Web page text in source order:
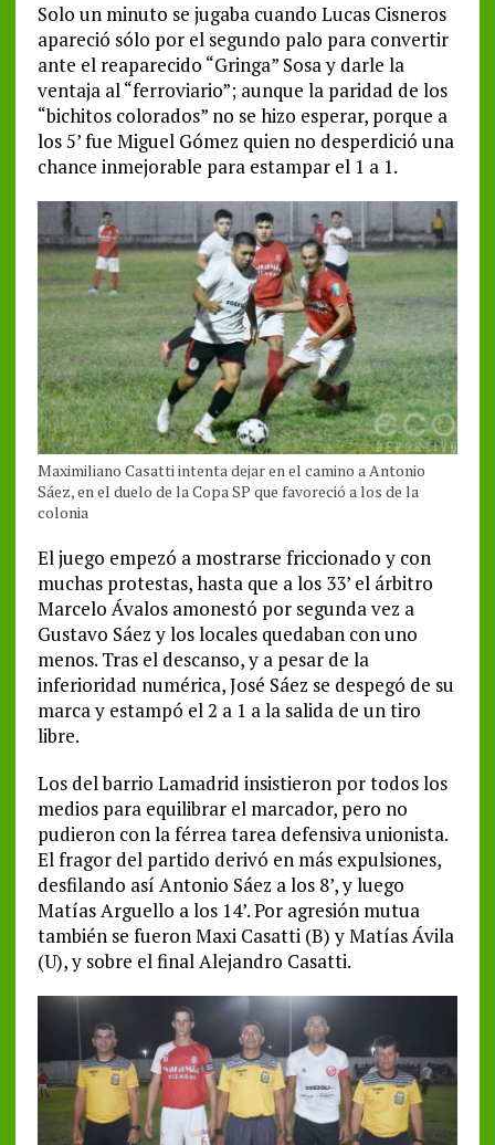
Solo un minuto se jugaba cuando Lucas Cisneros
apareció sólo por el segundo palo para convertir
ante el reaparecido “Gringa” Sosa y darle la
ventaja al “ferroviario”; aunque la paridad de los
“bichitos colorados” no se hizo esperar, porque a
los 5’ fue Miguel Gómez quien no desperdició una
chance inmejorable para estampar el 1 a 1.
Maximiliano Casatti intenta dejar en el camino a Antonio
Sáez, en el duelo de la Copa SP que favoreció a los de la
colonia
El juego empezó a mostrarse friccionado y con
muchas protestas, hasta que a los 33’ el árbitro
Marcelo Ávalos amonestó por segunda vez a
Gustavo Sáez y los locales quedaban con uno
menos. Tras el descanso, y a pesar de la
inferioridad numérica, José Sáez se despegó de su
marca y estampó el 2 a 1 a la salida de un tiro
libre.
Los del barrio Lamadrid insistieron por todos los
medios para equilibrar el marcador, pero no
pudieron con la férrea tarea defensiva unionista.
El fragor del partido derivó en más expulsiones,
desfilando así Antonio Sáez a los 8’, y luego
Matías Arguello a los 14’. Por agresión mutua
también se fueron Maxi Casatti (B) y Matías Ávila
(U), y sobre el final Alejandro Casatti.